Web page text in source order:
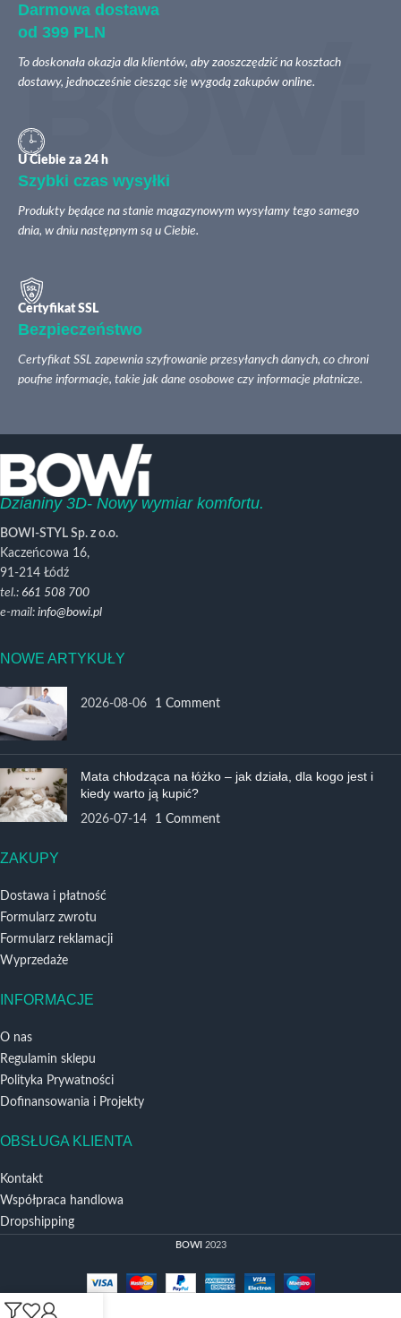
Darmowa dostawa
od 399 PLN
To doskonała okazja dla klientów, aby zaoszczędzić na kosztach
dostawy, jednocześnie ciesząc się wygodą zakupów online.
U Ciebie za 24 h
Szybki czas wysyłki
Produkty będące na stanie magazynowym wysyłamy tego samego
dnia, w dniu następnym są u Ciebie.
Certyfikat SSL
Bezpieczeństwo
Certyfikat SSL zapewnia szyfrowanie przesyłanych danych, co chroni
poufne informacje, takie jak dane osobowe czy informacje płatnicze.
Dzianiny 3D- Nowy wymiar komfortu.
BOWI-STYL Sp. z o.o.
Kaczeńcowa 16,
91-214 Łódź
tel.: 661 508 700
e-mail: info@bowi.pl
NOWE ARTYKUŁY
2026-08-06 1 Comment
Mata chłodząca na łóżko – jak działa, dla kogo jest i
kiedy warto ją kupić?
2026-07-14 1 Comment
ZAKUPY
Dostawa i płatność
Formularz zwrotu
Formularz reklamacji
Wyprzedaże
INFORMACJE
O nas
Regulamin sklepu
Polityka Prywatności
Dofinansowania i Projekty
OBSŁUGA KLIENTA
Kontakt
Współpraca handlowa
Dropshipping
BOWI 2023